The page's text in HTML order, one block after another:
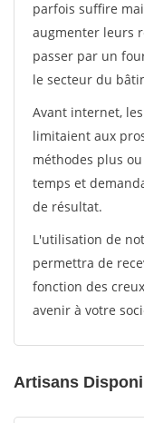
parfois suffire
augmenter leurs
passer par un
le secteur du
Avant internet,
limitaient aux
méthodes plus
temps et
de résultat.
L'utilisation de
permettra de
fonction des
avenir à votre
Artisans